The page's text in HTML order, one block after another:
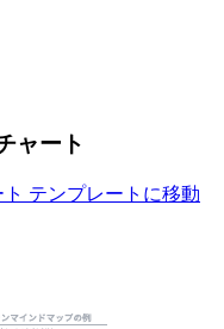
ャート
テンプレートに移動